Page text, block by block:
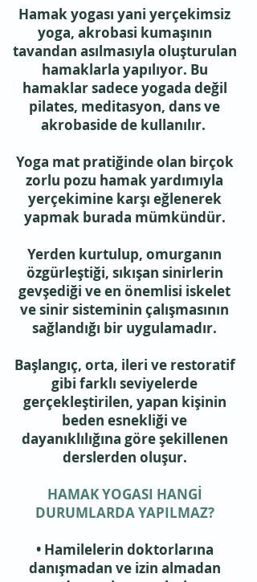
Hamak yogası yani yerçekimsiz
yoga, akrobasi kumaşının
tavandan asılmasıyla oluşturulan
hamaklarla yapılıyor. Bu
hamaklar sadece yogada değil
pilates, meditasyon, dans ve
akrobaside de kullanılır.
Yoga mat pratiğinde olan birçok
zorlu pozu hamak yardımıyla
yerçekimine karşı eğlenerek
yapmak burada mümkündür.
Yerden kurtulup, omurganın
özgürleştiği, sıkışan sinirlerin
gevşediği ve en önemlisi iskelet
ve sinir sisteminin çalışmasının
sağlandığı bir uygulamadır.
Başlangıç, orta, ileri ve restoratif
gibi farklı seviyelerde
gerçekleştirilen, yapan kişinin
beden esnekliği ve
dayanıklılığına göre şekillenen
derslerden oluşur.
HAMAK YOGASI HANGİ
DURUMLARDA YAPILMAZ?
• Hamilelerin doktorlarına
danışmadan ve izin almadan